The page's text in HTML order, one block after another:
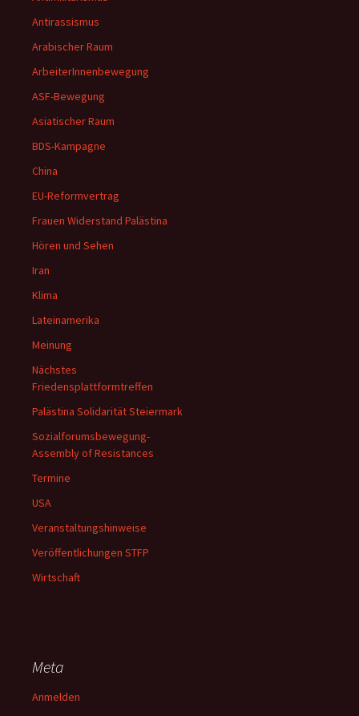
Antirassismus
Arabischer Raum
ArbeiterInnenbewegung
ASF-Bewegung
Asiatischer Raum
BDS-Kampagne
China
EU-Reformvertrag
Frauen Widerstand Palästina
Hören und Sehen
Iran
Klima
Lateinamerika
Meinung
Nächstes
Friedensplattformtreffen
Palästina Solidarität Steiermark
Sozialforumsbewegung-
Assembly of Resistances
Termine
USA
Veranstaltungshinweise
Veröffentlichungen STFP
Wirtschaft
Meta
Anmelden